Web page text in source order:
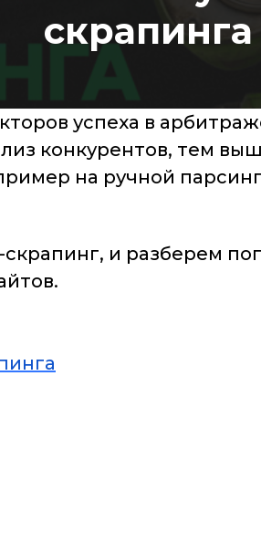
скрапинга
успеха в
конкурентов, тем
на ручной
и разберем